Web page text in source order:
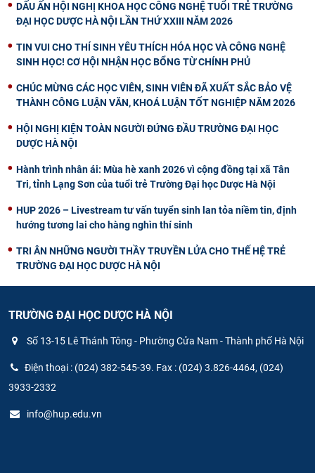
DẤU ẤN HỘI NGHỊ KHOA HỌC CÔNG NGHỆ TUỔI TRẺ TRƯỜNG
ĐẠI HỌC DƯỢC HÀ NỘI LẦN THỨ XXIII NĂM 2026
TIN VUI CHO THÍ SINH YÊU THÍCH HÓA HỌC VÀ CÔNG NGHỆ
SINH HỌC! CƠ HỘI NHẬN HỌC BỔNG TỪ CHÍNH PHỦ
CHÚC MỪNG CÁC HỌC VIÊN, SINH VIÊN ĐÃ XUẤT SẮC BẢO VỆ
THÀNH CÔNG LUẬN VĂN, KHOÁ LUẬN TỐT NGHIỆP NĂM 2026
HỘI NGHỊ KIỆN TOÀN NGƯỜI ĐỨNG ĐẦU TRƯỜNG ĐẠI HỌC
DƯỢC HÀ NỘI
Hành trình nhân ái: Mùa hè xanh 2026 vì cộng đồng tại xã Tân
Tri, tỉnh Lạng Sơn của tuổi trẻ Trường Đại học Dược Hà Nội
HUP 2026 – Livestream tư vấn tuyển sinh lan tỏa niềm tin, định
hướng tương lai cho hàng nghìn thí sinh
TRI ÂN NHỮNG NGƯỜI THẦY TRUYỀN LỬA CHO THẾ HỆ TRẺ
TRƯỜNG ĐẠI HỌC DƯỢC HÀ NỘI
TRƯỜNG ĐẠI HỌC DƯỢC HÀ NỘI
Số 13-15 Lê Thánh Tông - Phường Cửa Nam - Thành phố Hà Nội
Điện thoại : (024) 382-545-39. Fax : (024) 3.826-4464, (024)
3933-2332
info@hup.edu.vn